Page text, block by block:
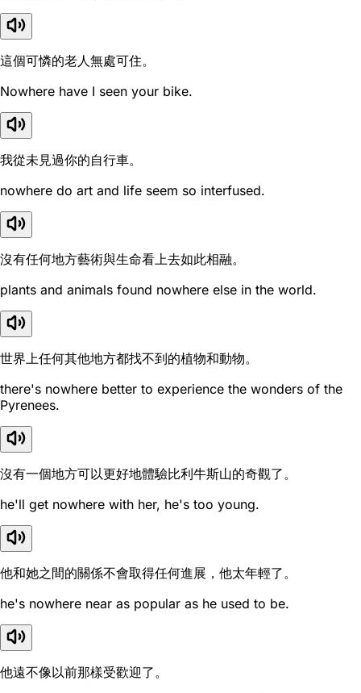
這個可憐的老人無處可住。
Nowhere have I seen your bike.
我從未見過你的自行車。
nowhere do art and life seem so interfused.
沒有任何地方藝術與生命看上去如此相融。
plants and animals found nowhere else in the world.
世界上任何其他地方都找不到的植物和動物。
there's nowhere better to experience the wonders of the
Pyrenees.
沒有一個地方可以更好地體驗比利牛斯山的奇觀了。
he'll get nowhere with her, he's too young.
他和她之間的關係不會取得任何進展，他太年輕了。
he's nowhere near as popular as he used to be.
他遠不像以前那樣受歡迎了。